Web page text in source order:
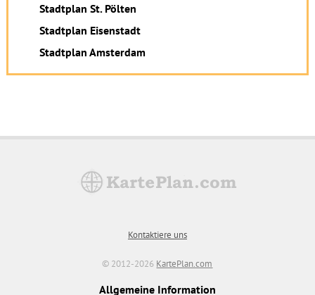
Stadtplan St. Pölten
Stadtplan Eisenstadt
Stadtplan Amsterdam
Kontaktiere uns
© 2012-2026 KartePlan.com
Allgemeine Information